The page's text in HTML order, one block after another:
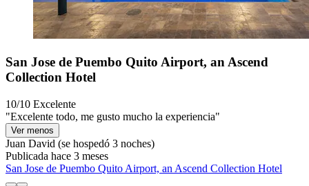
San Jose de Puembo Quito Airport, an Ascend
Collection Hotel
10/10 Excelente
"Excelente todo, me gusto mucho la experiencia"
Ver menos
Juan David (se hospedó 3 noches)
Publicada hace 3 meses
San Jose de Puembo Quito Airport, an Ascend Collection Hotel